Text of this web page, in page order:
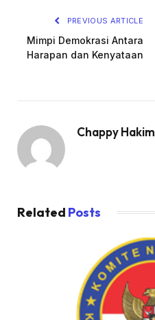
PREVIOUS ARTICLE
Mimpi Demokrasi Antara
Harapan dan Kenyataan
Chappy Hakim
Related Posts